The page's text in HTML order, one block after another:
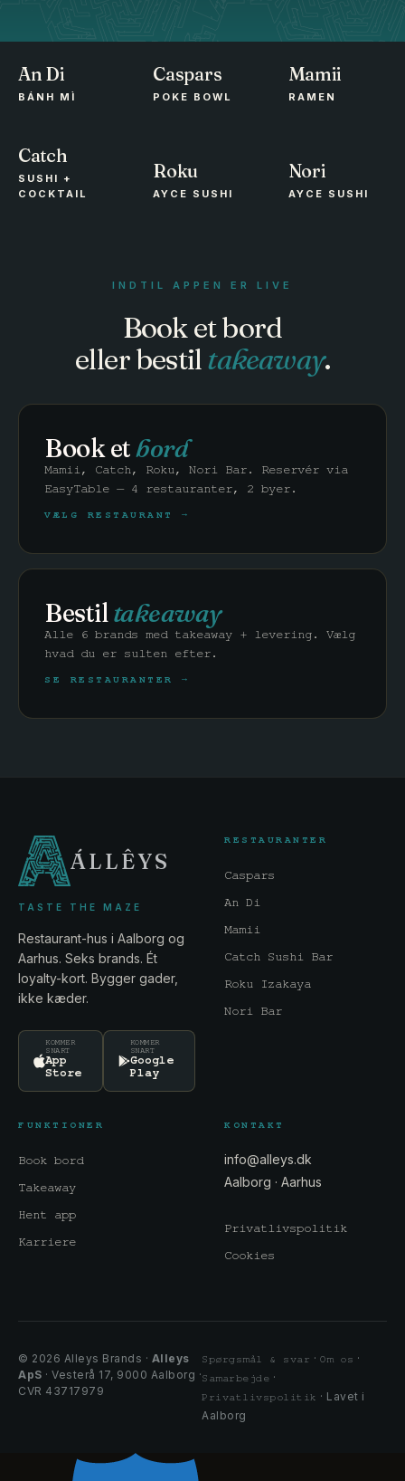
An Di
BÁNH MÌ
Caspars
POKE BOWL
Mamii
RAMEN
Catch
SUSHI +
COCKTAIL
Roku
AYCE SUSHI
Nori
AYCE SUSHI
INDTIL APPEN ER LIVE
Book et bord
eller bestiltakeaway.
Book etbord
Mamii, Catch, Roku, Nori Bar. Reservér via
EasyTable — 4 restauranter, 2 byer.
VÆLG RESTAURANT →
Bestiltakeaway
Alle 6 brands med takeaway + levering. Vælg
hvad du er sulten efter.
SE RESTAURANTER →
ÁLLÊYS
TASTE THE MAZE
Restaurant-hus i Aalborg og
Aarhus. Seks brands. Ét
loyalty-kort. Bygger gader,
ikke kæder.
KOMMER
SNART
App
Store
KOMMER
SNART
Google
Play
RESTAURANTER
Caspars
An Di
Mamii
Catch Sushi Bar
Roku Izakaya
Nori Bar
FUNKTIONER
Book bord
Takeaway
Hent app
Karriere
KONTAKT
info@alleys.dk
Aalborg · Aarhus
Privatlivspolitik
Cookies
© 2026 Alleys Brands · Alleys
ApS · Vesterå 17, 9000 Aalborg ·
CVR 43717979
Spørgsmål & svar · Om os ·
Samarbejde ·
Privatlivspolitik · Lavet i
Aalborg